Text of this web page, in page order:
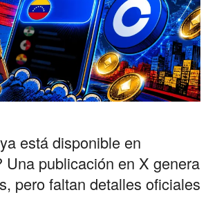
está disponible en
Una publicación en X genera
pero faltan detalles oficiales